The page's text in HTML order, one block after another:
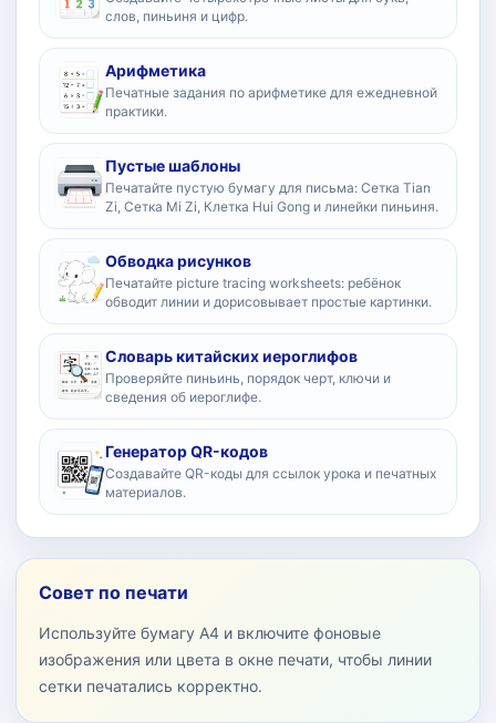
слов, пиньиня и цифр.
Арифметика
Печатные задания по арифметике для ежедневной
практики.
Пустые шаблоны
Печатайте пустую бумагу для письма: Сетка Tian
Zi, Сетка Mi Zi, Клетка Hui Gong и линейки пиньиня.
Обводка рисунков
Печатайте picture tracing worksheets: ребёнок
обводит линии и дорисовывает простые картинки.
Словарь китайских иероглифов
Проверяйте пиньинь, порядок черт, ключи и
сведения об иероглифе.
Генератор QR-кодов
Создавайте QR-коды для ссылок урока и печатных
материалов.
Совет по печати
Используйте бумагу A4 и включите фоновые
изображения или цвета в окне печати, чтобы линии
сетки печатались корректно.